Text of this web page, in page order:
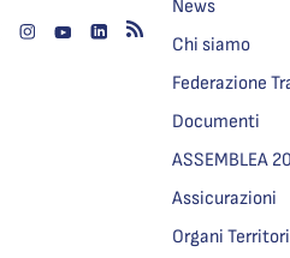
News
Chi siamo
Federazione
Documenti
ASSEMBLEA
Assicurazioni
Organi